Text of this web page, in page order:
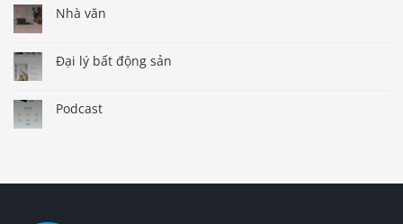
Nhà văn
Đại lý bất động sản
Podcast